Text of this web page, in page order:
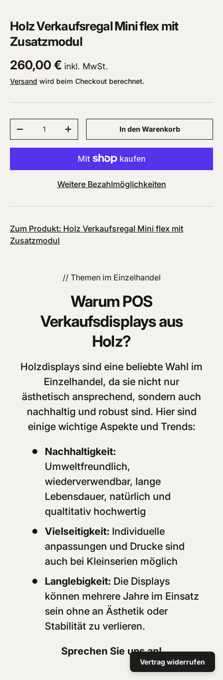
Holz Verkaufsregal Mini flex mit
Zusatzmodul
Normaler Preis
260,00 € inkl. MwSt.
Versand wird beim Checkout berechnet.
Menge verringernMenge erhöhenIn den Warenkorb
Weitere Bezahlmöglichkeiten
Zum Produkt: Holz Verkaufsregal Mini flex mit
Zusatzmodul
// Themen im Einzelhandel
Warum POS
Verkaufsdisplays aus
Holz?
Holzdisplays sind eine beliebte Wahl im
Einzelhandel, da sie nicht nur
ästhetisch ansprechend, sondern auch
nachhaltig und robust sind. Hier sind
einige wichtige Aspekte und Trends:
Nachhaltigkeit:
Umweltfreundlich,
wiederverwendbar, lange
Lebensdauer, natürlich und
qualtitativ hochwertig
Vielseitigkeit: Individuelle
anpassungen und Drucke sind
auch bei Kleinserien möglich
Langlebigkeit: Die Displays
können mehrere Jahre im Einsatz
sein ohne an Ästhetik oder
Stabilität zu verlieren.
Sprechen Sie uns an!
Vertrag widerrufen